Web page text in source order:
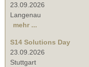
23.09.2026
Langenau
mehr ...
S14 Solutions Day
23.09.2026
Stuttgart